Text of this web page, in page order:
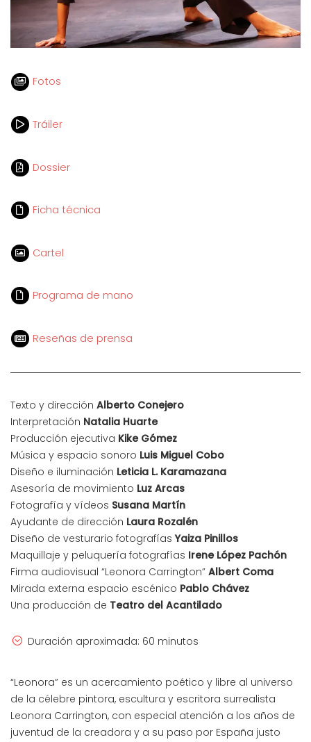
Fotos
Tráiler
Dossier
Ficha técnica
Cartel
Programa de mano
Reseñas de prensa
Texto y dirección Alberto Conejero
Interpretación Natalia Huarte
Producción ejecutiva Kike Gómez
Música y espacio sonoro Luis Miguel Cobo
Diseño e iluminación Leticia L. Karamazana
Asesoría de movimiento Luz Arcas
Fotografía y vídeos Susana Martín
Ayudante de dirección Laura Rozalén
Diseño de vesturario fotografíasYaiza Pinillos
Maquillaje y peluquería fotografías Irene López Pachón
Firma audiovisual “Leonora Carrington” Albert Coma
Mirada externa espacio escénico Pablo Chávez
Una producción de Teatro del Acantilado
Duración aproximada: 60 minutos
“Leonora” es un acercamiento poético y libre al universo
de la célebre pintora, escultura y escritora surrealista
Leonora Carrington, con especial atención a los años de
juventud de la creadora y a su paso por España justo